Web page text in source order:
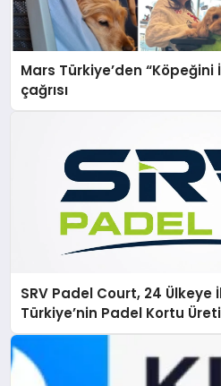
Mars Türkiye’den “Köpeğini
çağrısı
SRV Padel Court, 24
Türkiye’nin Padel Kortu